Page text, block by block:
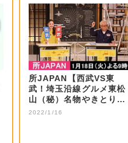
所JAPAN【西武VS東
武！埼玉沿線グルメ東松
山（秘）名物やきとり＆
秩父ホルモン...
2022/1/16